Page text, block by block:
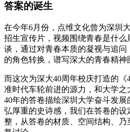
答案的诞生
在今年6月份，点维文化曾为深圳
招生宣传片，视频围绕青春是什
谈，通过对青春本质的凝视与追
的角色转换，谱写深大的青春精神
而这次为深大40周年校庆打造的
准时代车轮前进的源力，和大学
40年的答卷描绘深圳大学奋斗发
弘厚重的史诗感，我们在答卷的
整，从答卷的材质、空间结构、乃